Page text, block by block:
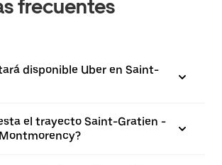
frecuentes
disponible Uber en Saint-
el trayecto Saint-Gratien -